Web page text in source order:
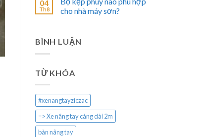
04
Th8
cho nhà máy sơn?
BÌNH LUẬN
TỪ KHÓA
#xenangtayziczac
=> Xe nâng tay càng dài 2m
bàn nâng tay